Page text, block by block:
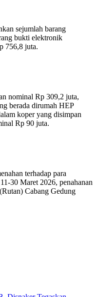
sejumlah barang
bukti elektronik
756,8 juta.
nominal Rp 309,2 juta,
berada dirumah HEP
koper yang disimpan
Rp 90 juta.
terhadap para
30 Maret 2026, penahanan
Cabang Gedung